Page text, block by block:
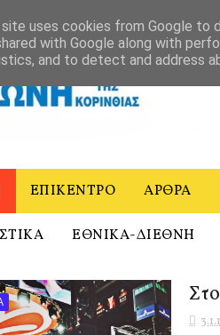
ΤΗΣ ΚΟΡΙΝΘΙΑΣ - ΙΣΤΟΡΙΚΟ ΕΠΙΚΟΙΝΩΝΙΑ
ΕΠΙΚΕΝΤΡΟ ΑΡΘΡΑ
ΕΘΝΙΚΑ-ΔΙΕΘΝΗ
uses cookies from Google to
with Google along with
and to detect and address